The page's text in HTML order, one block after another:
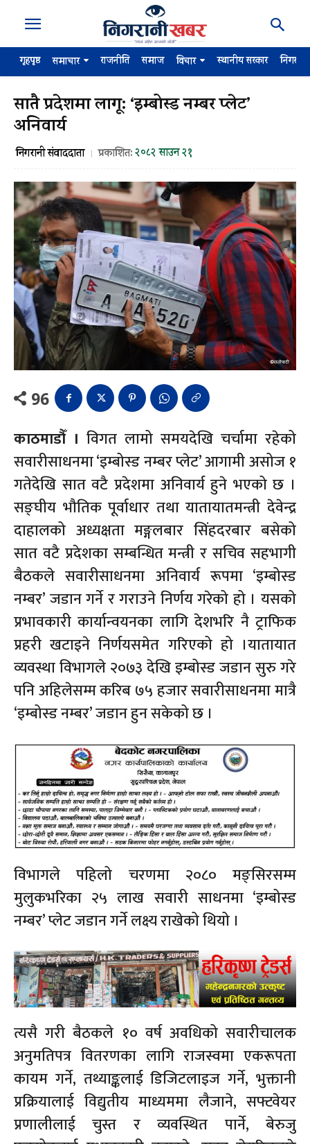
गृहपृष्ठ समाचार राजनीति समाज विचार स्थानीय सरकार
सातै प्रदेशमा लागू: ‘इम्बोस्ड नम्बर प्लेट’
अनिवार्य
निगरानी संवाददाता प्रकाशित:२०८२ साउन २१
96
काठमाडौँ । विगत लामो समयदेखि चर्चामा रहेको
सवारीसाधनमा ‘इम्बोस्ड नम्बर प्लेट’ आगामी असोज १
गतेदेखि सात वटै प्रदेशमा अनिवार्य हुने भएको छ ।
सङ्घीय भौतिक पूर्वाधार तथा यातायातमन्त्री देवेन्द्र
दाहालको अध्यक्षता मङ्गलबार सिंहदरबार बसेको
सात वटै प्रदेशका सम्बन्धित मन्त्री र सचिव सहभागी
बैठकले सवारीसाधनमा अनिवार्य रूपमा ‘इम्बोस्ड
नम्बर’ जडान गर्ने र गराउने निर्णय गरेको हो । यसको
प्रभावकारी कार्यान्वयनका लागि देशभरि नै ट्राफिक
प्रहरी खटाइने निर्णयसमेत गरिएको हो ।यातायात
व्यवस्था विभागले २०७३ देखि इम्बोस्ड जडान सुरु गरे
पनि अहिलेसम्म करिब ७५ हजार सवारीसाधनमा मात्रै
‘इम्बोस्ड नम्बर’ जडान हुन सकेको छ ।
विभागले पहिलो चरणमा २०८० मङ्सिरसम्म
मुलुकभरिका २५ लाख सवारी साधनमा ‘इम्बोस्ड
नम्बर’ प्लेट जडान गर्ने लक्ष्य राखेको थियो ।
त्यसै गरी बैठकले १० वर्ष अवधिको सवारीचालक
अनुमतिपत्र वितरणका लागि राजस्वमा एकरूपता
कायम गर्ने, तथ्याङ्कलाई डिजिटलाइज गर्ने, भुक्तानी
प्रक्रियालाई विद्युतीय माध्यममा लैजाने, सफ्टवेयर
प्रणालीलाई चुस्त र व्यवस्थित पार्ने, बेरुजु